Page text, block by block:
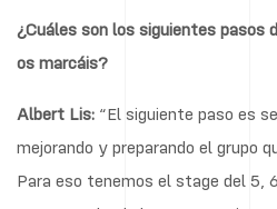
¿Cuáles son los siguientes pasos
os marcáis?
Albert Lis: “El siguiente paso es
mejorando y preparando el grupo
Para eso tenemos el stage del 5,